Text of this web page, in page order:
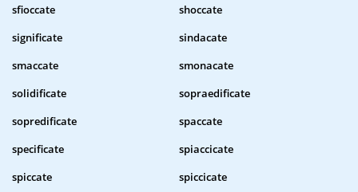
sfioccate
shoccate
significate
sindacate
smaccate
smonacate
solidificate
sopraedificate
sopredificate
spaccate
specificate
spiaccicate
spiccate
spiccicate